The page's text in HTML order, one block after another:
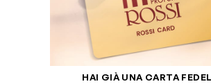
HAI GIÀ UNA CARTA